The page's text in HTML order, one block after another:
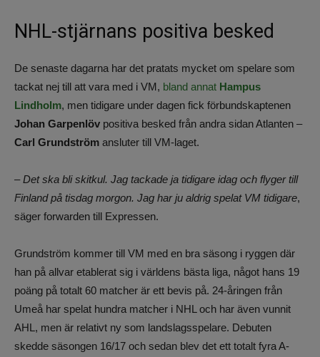
NHL-stjärnans positiva besked
De senaste dagarna har det pratats mycket om spelare som
tackat nej till att vara med i VM, bland annat Hampus
Lindholm, men tidigare under dagen fick förbundskaptenen
Johan Garpenlöv positiva besked från andra sidan Atlanten –
Carl Grundström ansluter till VM-laget.
– Det ska bli skitkul. Jag tackade ja tidigare idag och flyger till
Finland på tisdag morgon. Jag har ju aldrig spelat VM tidigare,
säger forwarden till Expressen.
Grundström kommer till VM med en bra säsong i ryggen där
han på allvar etablerat sig i världens bästa liga, något hans 19
poäng på totalt 60 matcher är ett bevis på. 24-åringen från
Umeå har spelat hundra matcher i NHL och har även vunnit
AHL, men är relativt ny som landslagsspelare. Debuten
skedde säsongen 16/17 och sedan blev det ett totalt fyra A-